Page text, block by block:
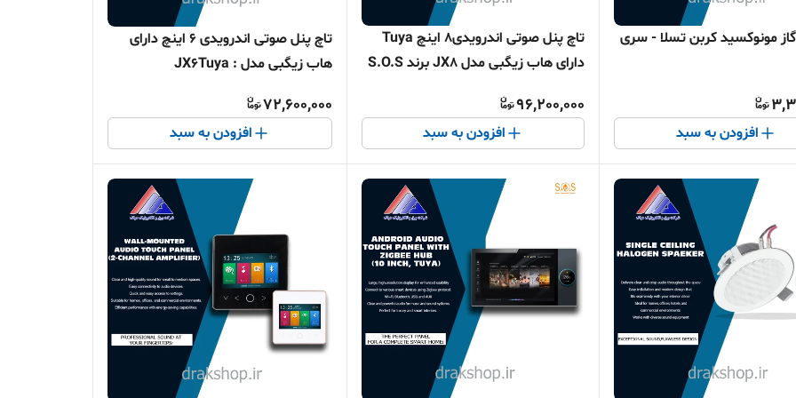
مونوکسید کربن تسلا - سری
افزودن به سبد
تاچ پنل صوتی اندرویدی8 اینچ Tuya
دارای هاب زیگبی مدل JX8 برند S.O.S
96,200,000
افزودن به سبد
تاچ پنل صوتی اندرویدی 6 اینچ دارای
هاب زیگبی مدل : JX6Tuya
72,600,000
افزودن به سبد